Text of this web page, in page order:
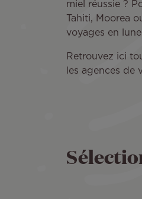
miel réussie ?
Tahiti, Moorea
voyages en
Retrouvez ici
les agences de